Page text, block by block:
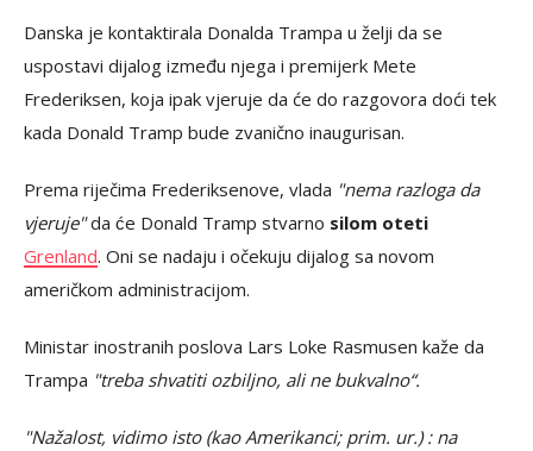
Danska je kontaktirala Donalda Trampa u želji da se
uspostavi dijalog između njega i premijerk Mete
Frederiksen, koja ipak vjeruje da će do razgovora doći tek
kada Donald Tramp bude zvanično inaugurisan.
Prema riječima Frederiksenove, vlada "nema razloga da
vjeruje"da će Donald Tramp stvarno silom oteti
Grenland. Oni se nadaju i očekuju dijalog sa novom
američkom administracijom.
Ministar inostranih poslova Lars Loke Rasmusen kaže da
Trampa "treba shvatiti ozbiljno, ali ne bukvalno“.
"Nažalost, vidimo isto (kao Amerikanci; prim. ur.) : na